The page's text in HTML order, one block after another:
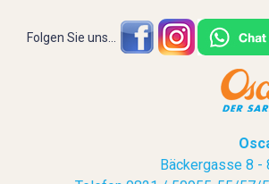
Folgen Sie uns...
Bäckergasse 8 -